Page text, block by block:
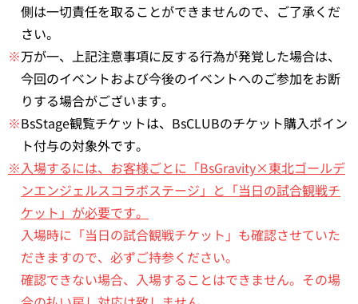
側は一切責任を取ることができませんので、ご了承くだ
さい。
※万が一、上記注意事項に反する行為が発覚した場合は、
今回のイベントおよび今後のイベントへのご参加をお断
りする場合がございます。
※BsStage観覧チケットは、BsCLUBのチケット購入ポイン
ト付与の対象外です。
※入場するには、お客様ごとに「BsGravity×東北ゴールデ
ンエンジェルスコラボステージ」と「当日の試合観戦チ
ケット」が必要です。
入場時に「当日の試合観戦チケット」も確認させていた
だきますので、必ずご持参ください。
確認できない場合、入場することはできません。その場